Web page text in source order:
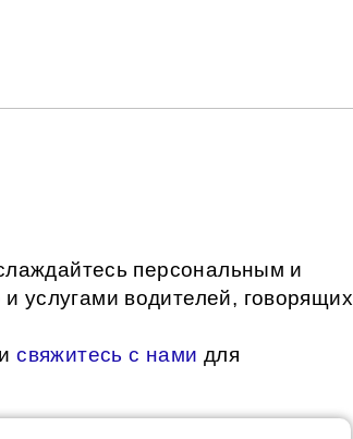
персональным и
услугами водителей, говорящих
свяжитесь с нами для